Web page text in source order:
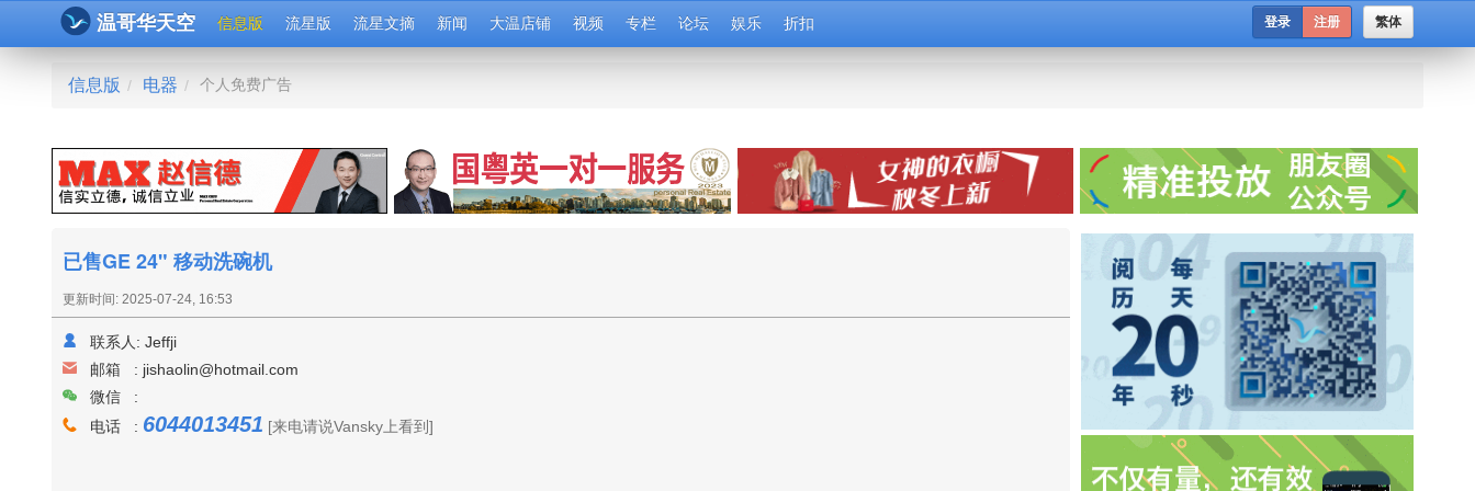
温哥华天空 信息版 流星版 流星文摘 新闻 大温店铺 视频 专栏 论坛 娱乐 折扣 繁体
登录 注册
信息版 / 电器 / 个人免费广告
已售GE 24" 移动洗碗机
更新时间: 2025-07-24, 16:53
联系人: Jeffji
邮箱 : jishaolin@hotmail.com
微信 :
电话 : 6044013451 [来电请说Vansky上看到]